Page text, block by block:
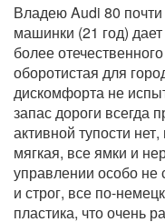
Владею Audi 80
машинки (21 год)
более
оборотистая для
дискомфорта не
запас дороги всегда
активной тупости
мягкая, все ямки и
управлении особо не
и строг, все по-
пластика, что очень